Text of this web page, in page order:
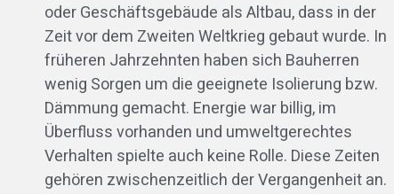
oder Geschäftsgebäude als Altbau, dass in der
Zeit vor dem Zweiten Weltkrieg gebaut wurde. In
früheren Jahrzehnten haben sich Bauherren
wenig Sorgen um die geeignete Isolierung bzw.
Dämmung gemacht. Energie war billig, im
Überfluss vorhanden und umweltgerechtes
Verhalten spielte auch keine Rolle. Diese Zeiten
gehören zwischenzeitlich der Vergangenheit an.